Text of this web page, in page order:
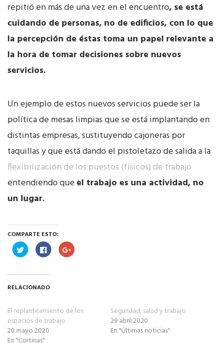
repitió en más de una vez en el encuentro, se está
cuidando de personas, no de edificios, con lo que
la percepción de éstas toma un papel relevante a
la hora de tomar decisiones sobre nuevos
servicios.
Un ejemplo de estos nuevos servicios puede ser la
política de mesas limpias que se está implantando en
distintas empresas, sustituyendo cajoneras por
taquillas y que está dando el pistoletazo de salida a la
flexibilización de los puestos (físicos) de trabajo
entendiendo que el trabajo es una actividad, no
un lugar.
COMPARTE ESTO:
Haz
clic
Twitter
abre
ventana
nueva)
Haz
clic
Facebook
abre
ventana
nueva)
Haz
clic
ventana
nueva)
RELACIONADO
El replanteamiento de los
espacios de trabajo
20 mayo 2020
Seguridad, salud y trabajo
29 abril 2020
En "Últimas noticias"